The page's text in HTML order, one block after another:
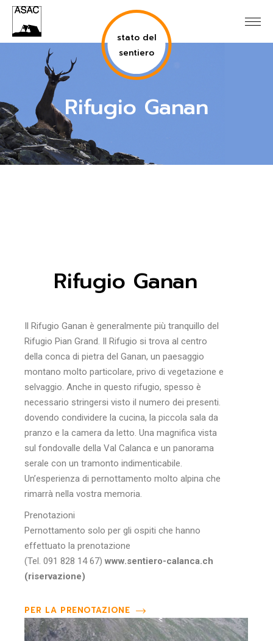
stato del
sentiero
Rifugio Ganan
Rifugio Ganan
Il Rifugio Ganan è generalmente più tranquillo del
Rifugio Pian Grand. Il Rifugio si trova al centro
della conca di pietra del Ganan, un paesaggio
montano molto particolare, privo di vegetazione e
selvaggio. Anche in questo rifugio, spesso è
necessario stringersi visto il numero dei presenti.
dovendo condividere la cucina, la piccola sala da
pranzo e la camera da letto. Una magnifica vista
sul fondovalle della Val Calanca e un panorama
serale con un tramonto indimenticabile.
Un’esperienza di pernottamento molto alpina che
rimarrà nella vostra memoria.
Prenotazioni
Pernottamento solo per gli ospiti che hanno
effettuato la prenotazione
(Tel. 091 828 14 67)www.sentiero-calanca.ch
(riservazione)
PER LA PRENOTAZIONE